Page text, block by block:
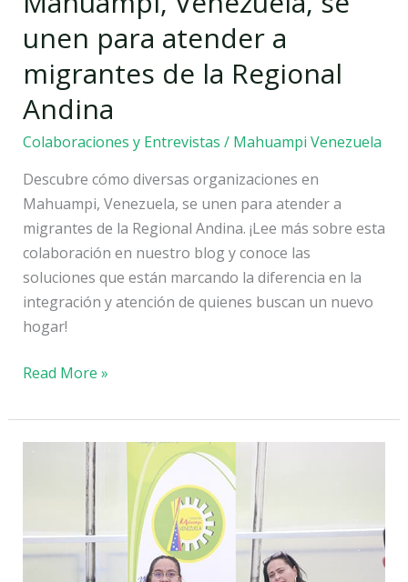
unen para atender a
migrantes de la Regional
Andina
Colaboraciones y Entrevistas / Mahuampi Venezuela
Descubre cómo diversas organizaciones en
Mahuampi, Venezuela, se unen para atender a
migrantes de la Regional Andina. ¡Lee más sobre esta
colaboración en nuestro blog y conoce las
soluciones que están marcando la diferencia en la
integración y atención de quienes buscan un nuevo
hogar!
Andina
Read More »
Mahuampi
Venezuela
con